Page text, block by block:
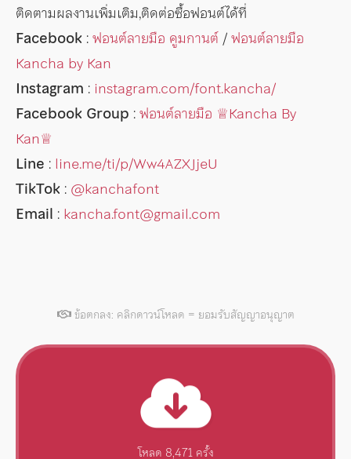
ติดตามผลงานเพิ่มเติม,ติดต่อซื้อฟอนต์ได้ที่
Facebook :ฟอนต์ลายมือ คูมกานต์/ฟอนต์ลายมือ
Kancha by Kan
Instagram : instagram.com/font.kancha/
Facebook Group :ฟอนต์ลายมือ ♕︎Kancha By
Kan♕︎
Line : line.me/ti/p/Ww4AZXJjeU
TikTok : @kanchafont
Email : kancha.font@gmail.com
ข้อตกลง: คลิกดาวน์โหลด = ยอมรับสัญญาอนุญาต
โหลด 8,471 ครั้ง